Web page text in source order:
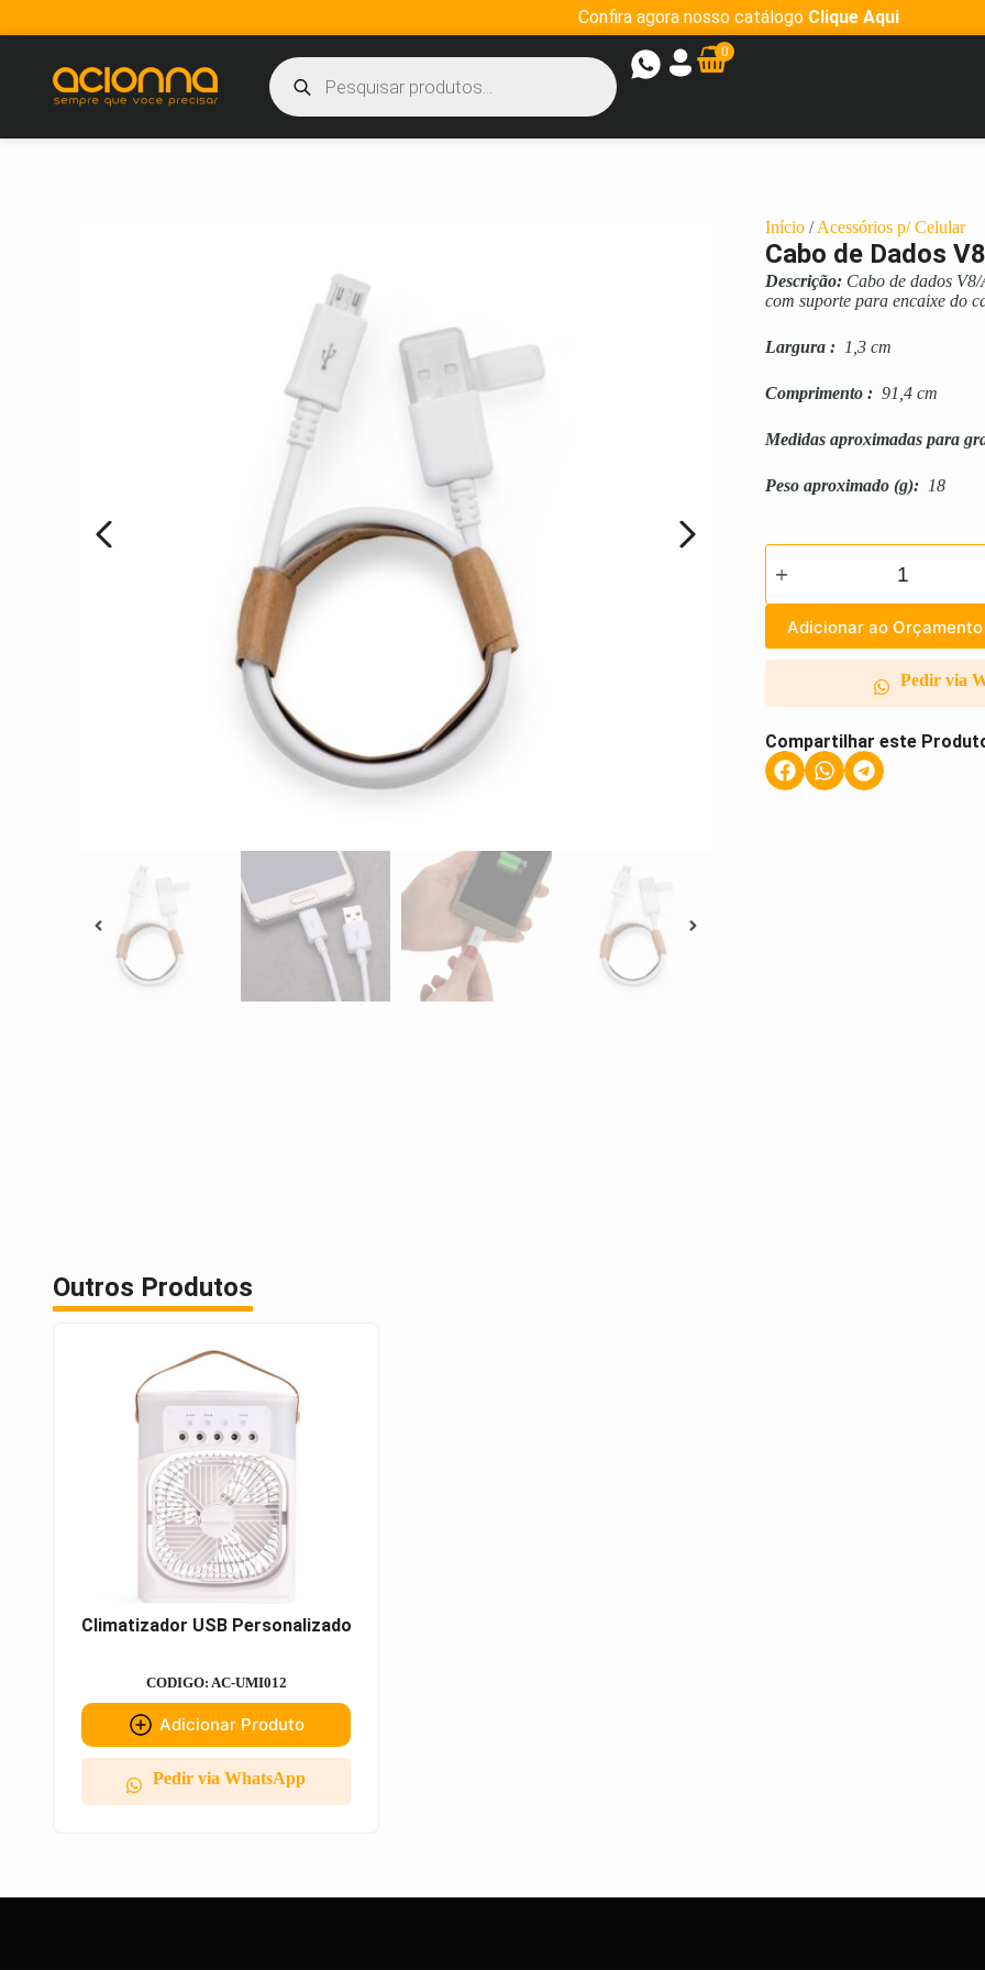
Confira agora nosso catálogo Clique Aqui
0
Início /Acessórios p/ Celular
Cabo de Dados
Descrição: Cabo de dados
com suporte para encaixe do
Largura : 1,3 cm
Comprimento : 91,4 cm
Medidas aproximadas para
Peso aproximado (g): 18
Adicionar ao Orçamento
Pedir via
Compartilhar este
Outros Produtos
Climatizador USB Personalizado
CODIGO: AC-UMI012
Adicionar Produto
Pedir via WhatsApp